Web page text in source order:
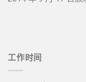
工作时间